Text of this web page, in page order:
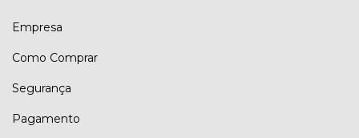
Empresa
Como Comprar
Segurança
Pagamento